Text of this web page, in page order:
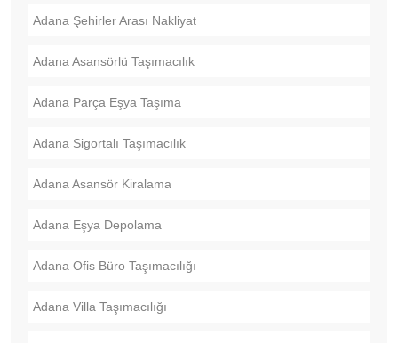
Adana Şehirler Arası Nakliyat
Adana Asansörlü Taşımacılık
Adana Parça Eşya Taşıma
Adana Sigortalı Taşımacılık
Adana Asansör Kiralama
Adana Eşya Depolama
Adana Ofis Büro Taşımacılığı
Adana Villa Taşımacılığı